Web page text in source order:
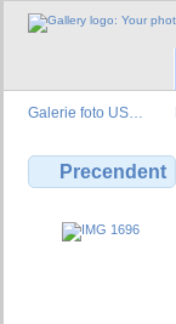
Galerie foto US…
Precendent